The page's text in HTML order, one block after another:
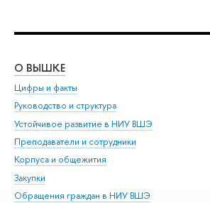
О ВЫШКЕ
Цифры и факты
Руководство и структура
Устойчивое развитие в НИУ ВШЭ
Преподаватели и сотрудники
Корпуса и общежития
Закупки
Обращения граждан в НИУ ВШЭ